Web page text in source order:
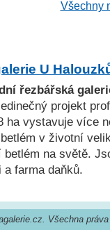
Všechny
U
řezbářská
projekt
ha vystavuje více
v životní
na světě.
a farma daňků.
Všechna